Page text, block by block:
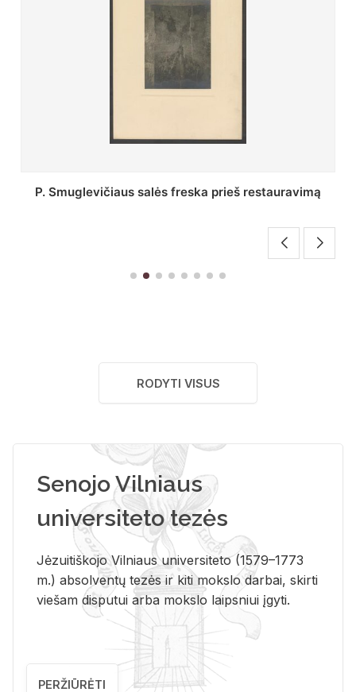
Stepono Batoro universiteto bibliotekos Profesorių
RODYTI VISUS
Senojo Vilniaus
universiteto tezės
Jėzuitiškojo Vilniaus universiteto (1579–1773
m.) absolventų tezės ir kiti mokslo darbai, skirti
viešam disputui arba mokslo laipsniui įgyti.
PERŽIŪRĖTI